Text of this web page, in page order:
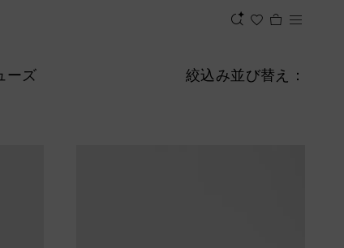
ーズ 絞込み並び替え：